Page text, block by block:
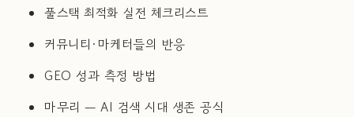
풀스택 최적화 실전 체크리스트
커뮤니티·마케터들의 반응
GEO 성과 측정 방법
마무리 — AI 검색 시대 생존 공식